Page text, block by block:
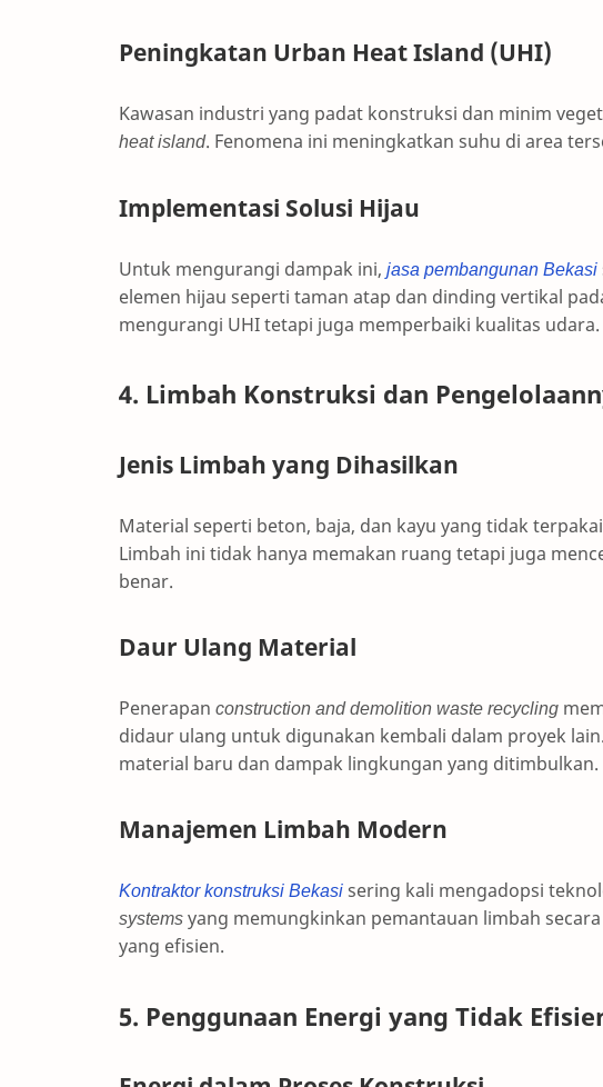
Peningkatan Urban Heat Island (UHI)
Kawasan industri yang padat konstruksi dan minim
heat island. Fenomena ini meningkatkan suhu di area
Implementasi Solusi Hijau
Untuk mengurangi dampak ini, jasa pembangunan Bekasi
elemen hijau seperti taman atap dan dinding vertikal
mengurangi UHI tetapi juga memperbaiki kualitas udara.
4. Limbah Konstruksi dan
Jenis Limbah yang Dihasilkan
Material seperti beton, baja, dan kayu yang tidak
Limbah ini tidak hanya memakan ruang tetapi juga
benar.
Daur Ulang Material
Penerapan construction and demolition waste recycling
didaur ulang untuk digunakan kembali dalam proyek
material baru dan dampak lingkungan yang ditimbulkan.
Manajemen Limbah Modern
Kontraktor konstruksi Bekasi sering kali mengadopsi
systemsyang memungkinkan pemantauan limbah
yang efisien.
5. Penggunaan Energi yang Tidak